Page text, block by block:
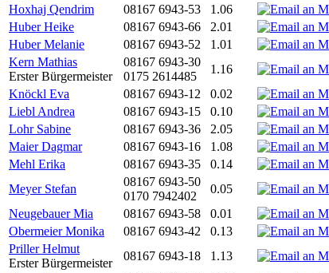
Hoxhaj Qendrim
08167 6943-53 1.06
Huber Heike
08167 6943-66 2.01
Huber Melanie
08167 6943-52 1.01
Kern Mathias
Erster Bürgermeister
08167 6943-30
0175 2614485
1.16
Knöckl Eva
08167 6943-12 0.02
Liebl Andrea
08167 6943-15 0.10
Lohr Sabine
08167 6943-36 2.05
Maier Dagmar
08167 6943-16 1.08
Mehl Erika
08167 6943-35 0.14
Meyer Stefan
08167 6943-50
0170 7942402
0.05
Neugebauer Mia
08167 6943-58 0.01
Obermeier Monika
08167 6943-42 0.13
Priller Helmut
Erster Bürgermeister
08167 6943-18 1.13